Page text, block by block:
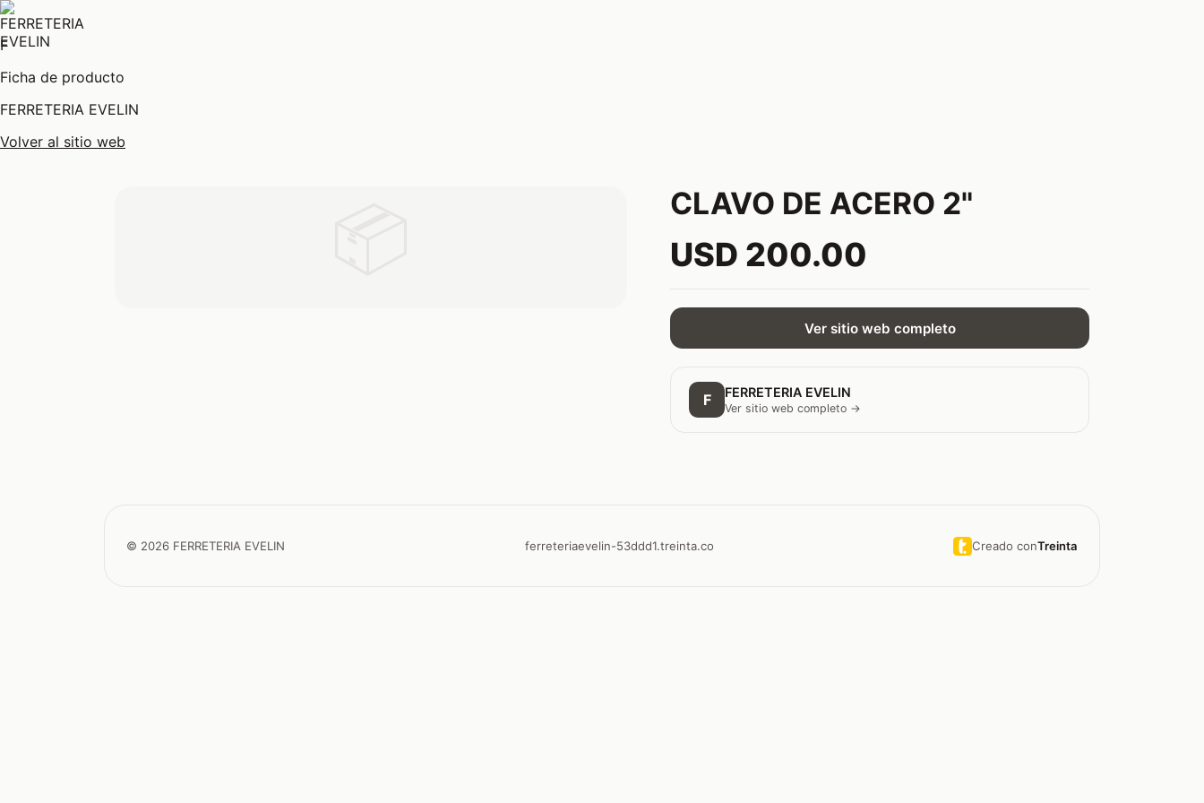
F
Ficha de producto
FERRETERIA EVELIN
Volver al sitio web
CLAVO DE ACERO 2"
USD 200.00
Ver sitio web completo
F FERRETERIA EVELIN
Ver sitio web completo →
© 2026 FERRETERIA EVELIN ferreteriaevelin-53ddd1.treinta.co Creado conTreinta